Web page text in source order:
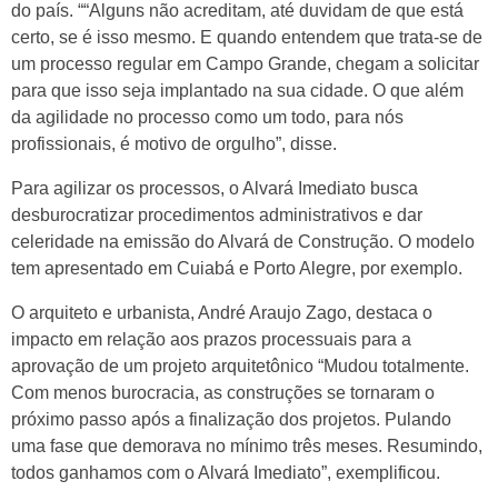
do país. ““Alguns não acreditam, até duvidam de que está
certo, se é isso mesmo. E quando entendem que trata-se de
um processo regular em Campo Grande, chegam a solicitar
para que isso seja implantado na sua cidade. O que além
da agilidade no processo como um todo, para nós
profissionais, é motivo de orgulho”, disse.
Para agilizar os processos, o Alvará Imediato busca
desburocratizar procedimentos administrativos e dar
celeridade na emissão do Alvará de Construção. O modelo
tem apresentado em Cuiabá e Porto Alegre, por exemplo.
O arquiteto e urbanista, André Araujo Zago, destaca o
impacto em relação aos prazos processuais para a
aprovação de um projeto arquitetônico “Mudou totalmente.
Com menos burocracia, as construções se tornaram o
próximo passo após a finalização dos projetos. Pulando
uma fase que demorava no mínimo três meses. Resumindo,
todos ganhamos com o Alvará Imediato”, exemplificou.